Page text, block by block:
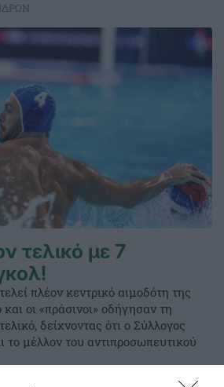
τελικό με 7
πλέον κεντρικό αιμοδότη της
οι «πράσινοι» οδήγησαν τη
δείχνοντας ότι ο Σύλλογος
το μέλλον του αντιπροσωπευτικού